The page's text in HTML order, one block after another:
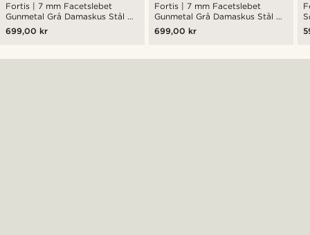
Fortis | 7 mm Facetslebet
Gunmetal Grå Damaskus Stål og
Blå Titanium Ring
699,00 kr
Fortis | 7 mm Facetslebet
Gunmetal Grå Damaskus Stål og
Rosaguldfarvet Titanium Ring
699,00 kr